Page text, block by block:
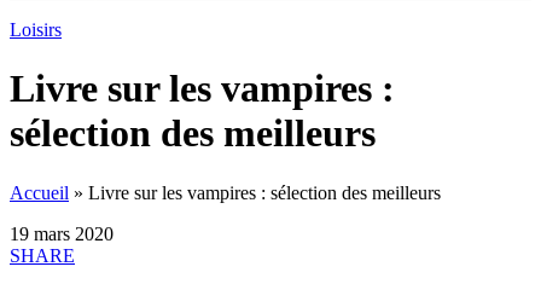
Loisirs
Livre sur les vampires :
sélection des meilleurs
Accueil » Livre sur les vampires : sélection des meilleurs
19 mars 2020
SHARE